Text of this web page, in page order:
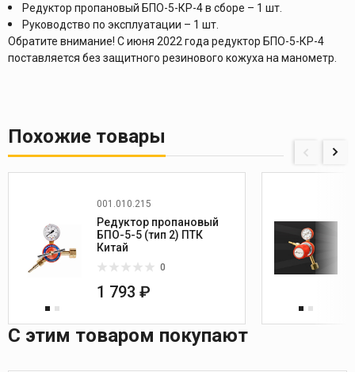
Редуктор пропановый БПО-5-КР-4 в сборе – 1 шт.
Руководство по эксплуатации – 1 шт.
Обратите внимание! С июня 2022 года редуктор БПО-5-КР-4
поставляется без защитного резинового кожуха на манометр.
Похожие товары
001.010.215
Редуктор пропановый
БПО-5-5 (тип 2) ПТК
Китай
0
1 793 ₽
С этим товаром покупают